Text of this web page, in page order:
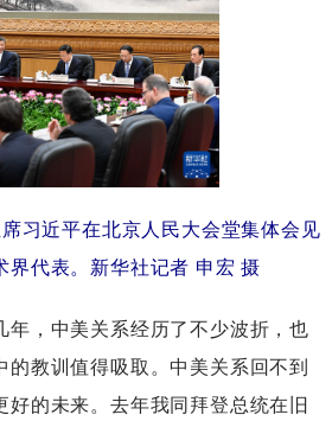
近平在北京人民大会堂集体会见
界代表。新华社记者申宏摄
，中美关系经历了不少波折，也
的教训值得吸取。中美关系回不到
好的未来。去年我同拜登总统在旧